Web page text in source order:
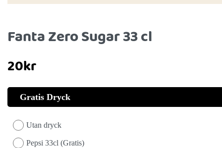
Fanta Zero Sugar 33 cl
20kr
Gratis Dryck
Utan dryck
Pepsi 33cl (Gratis)